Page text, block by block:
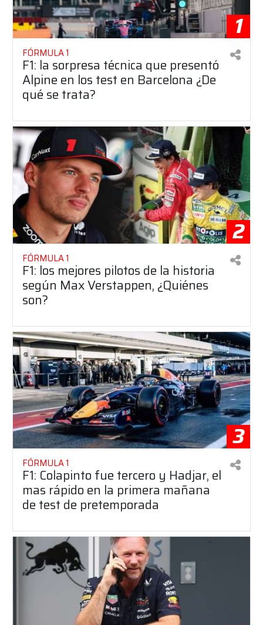
1
FÓRMULA 1
F1: la sorpresa técnica que presentó
Alpine en los test en Barcelona ¿De
qué se trata?
2
FÓRMULA 1
F1: los mejores pilotos de la historia
según Max Verstappen, ¿Quiénes
son?
3
FÓRMULA 1
F1: Colapinto fue tercero y Hadjar, el
mas rápido en la primera mañana
de test de pretemporada